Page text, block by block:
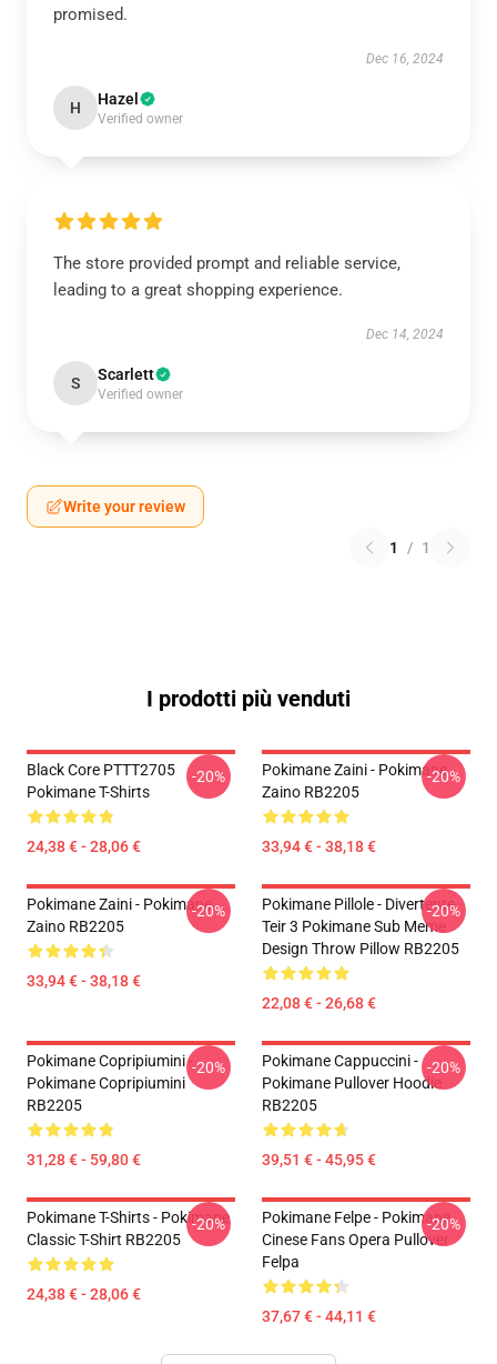
promised.
Dec 16, 2024
H Hazel
Verified owner
The store provided prompt and reliable service,
leading to a great shopping experience.
Dec 14, 2024
S Scarlett
Verified owner
Write your review
1 / 1
I prodotti più venduti
Black Core PTTT2705
Pokimane T-Shirts
24,38 € - 28,06 €
-20%
Pokimane Zaini - Pokimane
Zaino RB2205
33,94 € - 38,18 €
-20%
Pokimane Zaini - Pokimane
Zaino RB2205
33,94 € - 38,18 €
-20%
Pokimane Pillole - Divertente
Teir 3 Pokimane Sub Meme
Design Throw Pillow RB2205
22,08 € - 26,68 €
-20%
Pokimane Copripiumini -
Pokimane Copripiumini
RB2205
31,28 € - 59,80 €
-20%
Pokimane Cappuccini -
Pokimane Pullover Hoodie
RB2205
39,51 € - 45,95 €
-20%
Pokimane T-Shirts - Pokimane
Classic T-Shirt RB2205
24,38 € - 28,06 €
-20%
Pokimane Felpe - Pokimane
Cinese Fans Opera Pullover
Felpa
37,67 € - 44,11 €
-20%